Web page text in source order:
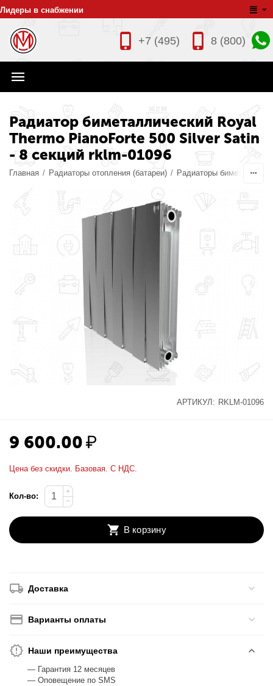
Лидеры в снабжении
8 (800)
+7 (495)
Радиатор биметаллический Royal
Thermo PianoForte 500 Silver Satin
- 8 секций rklm-01096
Главная / Радиаторы отопления (батареи) / Радиаторы
АРТИКУЛ: RKLM-01096
9 600.00₽
Цена без скидки. Базовая. С НДС.
Кол-во:
+
−
В корзину
Доставка
Варианты оплаты
Наши преимущества
— Гарантия 12 месяцев
— Оповещение по SMS